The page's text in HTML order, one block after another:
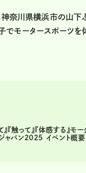
奈川県横浜市の山
でモータースポーツ
』『触って』『体感する』モ
ャパン2025 イベント概要